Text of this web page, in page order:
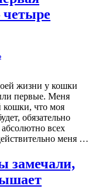
жизни у кошки
первые. Меня
кошки, что моя
обязательно
всех
меня …
замечали,